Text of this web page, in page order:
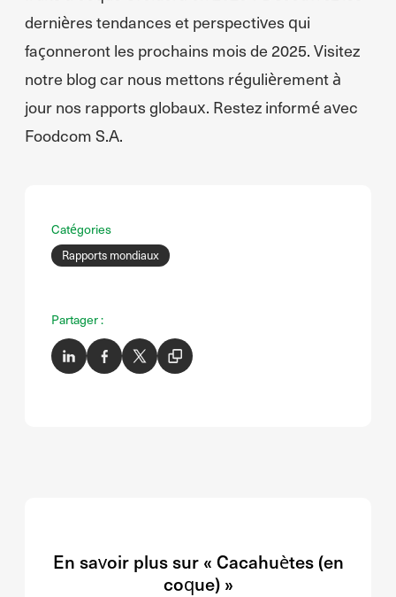
dernières tendances et perspectives qui
façonneront les prochains mois de 2025. Visitez
notre blog car nous mettons régulièrement à
jour nos rapports globaux. Restez informé avec
Foodcom S.A.
Catégories
Rapports mondiaux
Partager :
En savoir plus sur « Cacahuètes (en
coque) »